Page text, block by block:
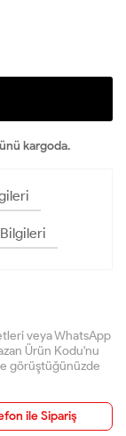
kargoda.
veya WhatsApp
Ürün Kodu'nu
görüştüğünüzde
ile Sipariş